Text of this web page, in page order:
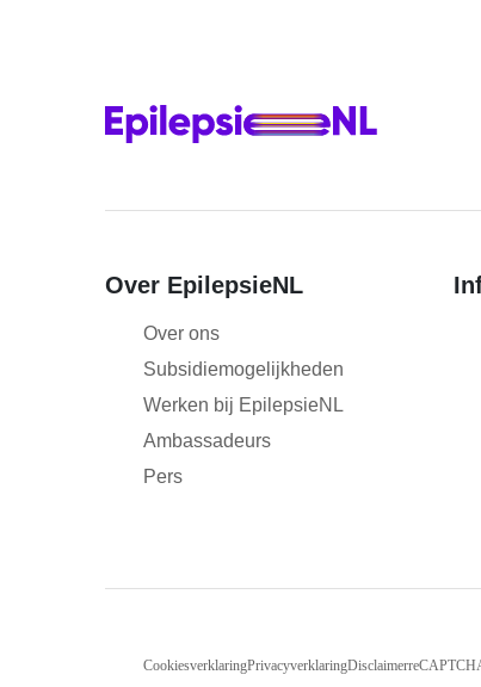
Over EpilepsieNL
Over ons
Subsidiemogelijkheden
Werken bij EpilepsieNL
Ambassadeurs
Pers
CookiesverklaringPrivacyverklaringDisclaimer